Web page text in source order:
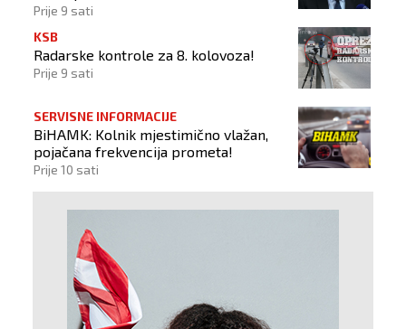
Prije 9 sati
KSB
Radarske kontrole za 8. kolovoza!
Prije 9 sati
SERVISNE INFORMACIJE
BiHAMK: Kolnik mjestimično vlažan,
pojačana frekvencija prometa!
Prije 10 sati